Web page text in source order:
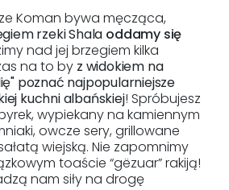
Koman bywa męcząca,
rzeki Shala oddamy się
nad jej brzegiem kilka
na to by z widokiem na
poznać najpopularniejsze
kuchni albańskiej! Spróbujesz
wypiekany na kamiennym
owcze sery, grillowane
wiejską. Nie zapomnimy
toaście “gëzuar” rakiją!
nam siły na drogę